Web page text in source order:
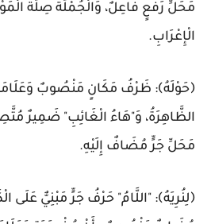
مَحَلِّ رَفْعٍ فَاعِلٌ، وَالْجُمْلَةُ صِلَةُ
الْإِعْرَابِ.
﴿حَوْلَهُ﴾: ظَرْفُ مَكَانٍ مَنْصُوبٌ
الظَّاهِرَةُ، وَ"هَاءُ الْغَائِبِ" ضَمِيرٌ
مَحَلِّ جَرٍّ مُضَافٌ إِلَيْهِ.
﴿لِنُرِيَهُ﴾: "اللَّامُ" حَرْفُ جَرٍّ مَبْنِيٌّ عَلَى